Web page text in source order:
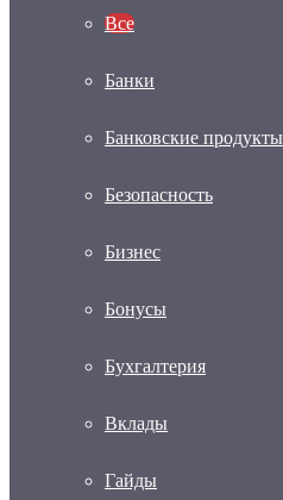
Все
Банки
Банковские продукты
Безопасность
Бизнес
Бонусы
Бухгалтерия
Вклады
Гайды